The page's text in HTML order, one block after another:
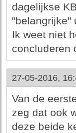
dagelijkse
"belangrijke"
Ik weet niet
concluderen
27-05-2016,
Van de
zeg dat ook
deze beide